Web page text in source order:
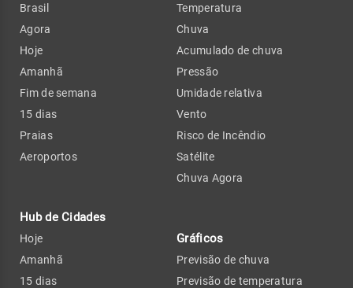
Brasil
Agora
Hoje
Amanhã
Fim de semana
15 dias
Praias
Aeroportos
Hub de Cidades
Hoje
Amanhã
15 dias
Temperatura
Chuva
Acumulado de chuva
Pressão
Umidade relativa
Vento
Risco de Incêndio
Satélite
Chuva Agora
Gráficos
Previsão de chuva
Previsão de temperatura